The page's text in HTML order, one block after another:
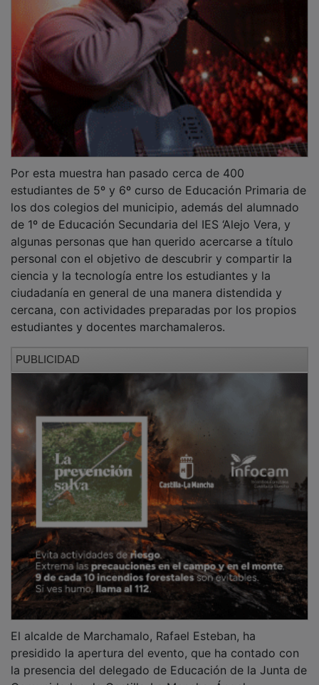
Por esta muestra han pasado cerca de 400
estudiantes de 5º y 6º curso de Educación Primaria de
los dos colegios del municipio, además del alumnado
de 1º de Educación Secundaria del IES ‘Alejo Vera, y
algunas personas que han querido acercarse a título
personal con el objetivo de descubrir y compartir la
ciencia y la tecnología entre los estudiantes y la
ciudadanía en general de una manera distendida y
cercana, con actividades preparadas por los propios
PUBLICIDAD
El alcalde de Marchamalo, Rafael Esteban, ha
presidido la apertura del evento, que ha contado con